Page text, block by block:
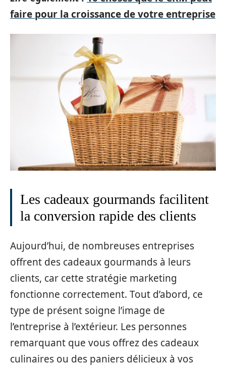
faire pour la croissance de votre entreprise
Les cadeaux gourmands facilitent
la conversion rapide des clients
Aujourd’hui, de nombreuses entreprises
offrent des cadeaux gourmands à leurs
clients, car cette stratégie marketing
fonctionne correctement. Tout d’abord, ce
type de présent soigne l’image de
l’entreprise à l’extérieur. Les personnes
remarquant que vous offrez des cadeaux
culinaires ou des paniers délicieux à vos